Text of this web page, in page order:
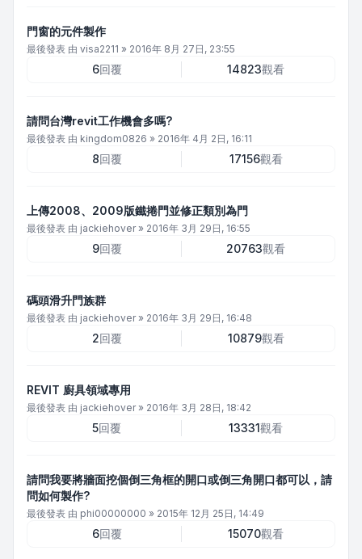
門窗的元件製作
最後發表 由 visa2211 » 2016年 8月 27日, 23:55
6回覆 14823觀看
請問台灣revit工作機會多嗎?
最後發表 由 kingdom0826 » 2016年 4月 2日, 16:11
8回覆 17156觀看
上傳2008、2009版鐵捲門並修正類別為門
最後發表 由 jackiehover» 2016年 3月 29日, 16:55
9回覆 20763觀看
碼頭滑升門族群
最後發表 由 jackiehover» 2016年 3月 29日, 16:48
2回覆 10879觀看
REVIT 廚具領域專用
最後發表 由 jackiehover» 2016年 3月 28日, 18:42
5回覆 13331觀看
請問我要將牆面挖個倒三角框的開口或倒三角開口都可以，請
問如何製作?
最後發表 由 phi00000000 » 2015年 12月 25日, 14:49
6回覆 15070觀看